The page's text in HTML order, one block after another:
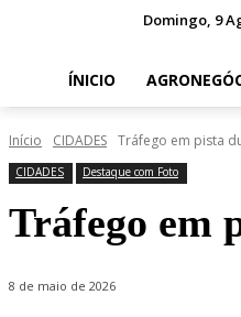
Domingo, 9
ÍNICIO
Início CIDADES Tráfego em pista
CIDADES Destaque com Foto
Tráfego em
8 de maio de 2026